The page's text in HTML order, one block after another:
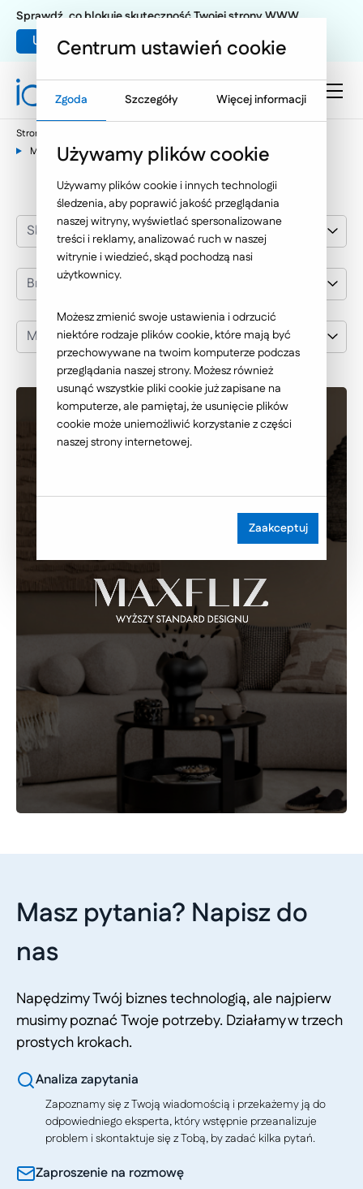
Umów warsztat UX
Sprawdź, co blokuje skuteczność Twojej strony WWW
Strona główna
MaxFliz
Sklepy internetowe
Branża
MaxFliz
Masz pytania? Napisz do
nas
Napędzimy Twój biznes technologią, ale najpierw
musimy poznać Twoje potrzeby. Działamy w trzech
prostych krokach.
Analiza zapytania
Zapoznamy się z Twoją wiadomością i przekażemy ją do
odpowiedniego eksperta, który wstępnie przeanalizuje
problem i skontaktuje się z Tobą, by zadać kilka pytań.
Zaproszenie na rozmowę
Centrum ustawień cookie
Zgoda Szczegóły Więcej informacji
Używamy plików cookie
Używamy plików cookie i innych technologii
śledzenia, aby poprawić jakość przeglądania
naszej witryny, wyświetlać spersonalizowane
treści i reklamy, analizować ruch w naszej
witrynie i wiedzieć, skąd pochodzą nasi
użytkownicy.
Możesz zmienić swoje ustawienia i odrzucić
niektóre rodzaje plików cookie, które mają być
przechowywane na twoim komputerze podczas
przeglądania naszej strony. Możesz również
usunąć wszystkie pliki cookie już zapisane na
komputerze, ale pamiętaj, że usunięcie plików
cookie może uniemożliwić korzystanie z części
naszej strony internetowej.
Zaakceptuj